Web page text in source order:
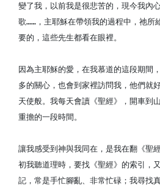
變了我，以前我是很悲苦的，現今我內
歌……，主耶穌在帶領我的過程中，祂所
要的，這些先生都看在眼裡。
因為主耶穌的愛，在我慕道的這段期間
多的關心，也會到家裡訪問我，他們就
天使般。我每天會讀《聖經》，開車到
重擔的一段時間。
讓我感受到神與我同在，是我在翻《聖
初我聽道理時，要找《聖經》的索引，
記，常是手忙腳亂、非常忙碌；我尋找